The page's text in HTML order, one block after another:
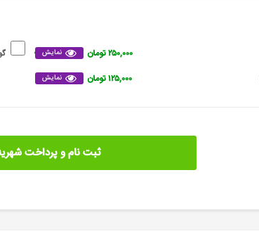
نمایش ۲۵۰,۰۰۰ تومان
نمایش ۱۲۵,۰۰۰ تومان
ثبت نام و پرداخت